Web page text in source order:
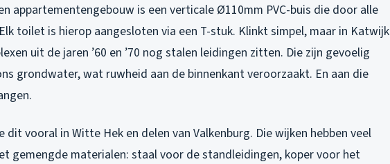
appartementengebouw is een verticale Ø110mm PVC-buis die door alle
toilet is hierop aangesloten via een T-stuk. Klinkt simpel, maar in Katwijk
uit de jaren ’60 en ’70 nog stalen leidingen zitten. Die zijn gevoelig
grondwater, wat ruwheid aan de binnenkant veroorzaakt. En aan die
dit vooral in Witte Hek en delen van Valkenburg. Die wijken hebben veel
gemengde materialen: staal voor de standleidingen, koper voor het